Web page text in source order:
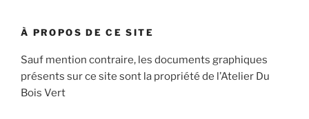
À PROPOS DE CE SITE
Sauf mention contraire, les documents graphiques
présents sur ce site sont la propriété de l’Atelier Du
Bois Vert